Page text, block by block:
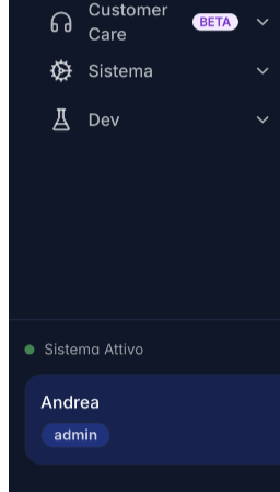
SKU StreamLine
E-commerce · Software